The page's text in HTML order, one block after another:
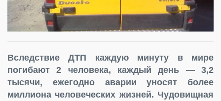
Вследствие ДТП каждую минуту в мире
погибают 2 человека, каждый день — 3,2
тысячи, ежегодно аварии уносят более
миллиона человеческих жизней. Чудовищная